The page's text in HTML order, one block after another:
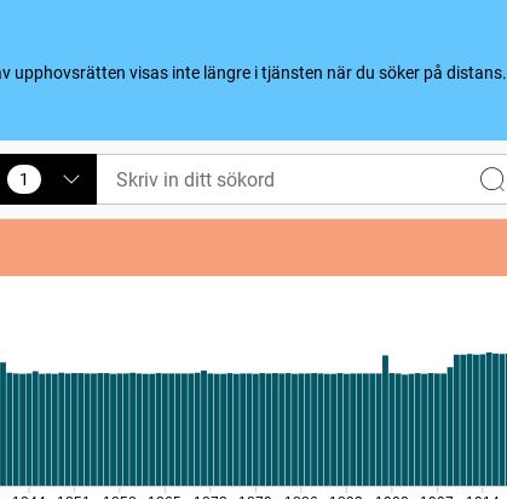
upphovsrätten visas inte längre i tjänsten när du söker på distans.
1
vald